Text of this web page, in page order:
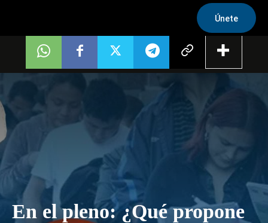
Únete
En el pleno: ¿Qué propone